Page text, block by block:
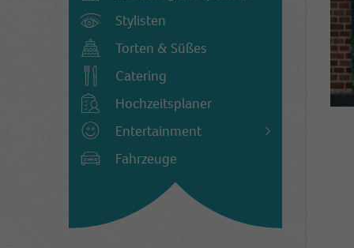
Stylisten
Torten & Süßes
Catering
Hochzeitsplaner
Entertainment
Fahrzeuge